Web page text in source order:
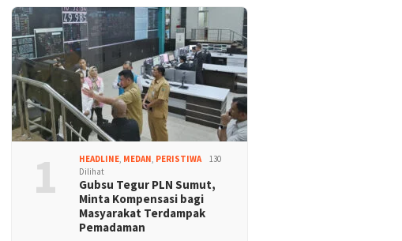
1 HEADLINE, MEDAN, PERISTIWA
130
Dilihat
Gubsu Tegur PLN Sumut,
Minta Kompensasi bagi
Masyarakat Terdampak
Pemadaman